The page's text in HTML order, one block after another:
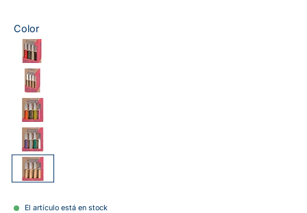
Color
El artículo está en stock